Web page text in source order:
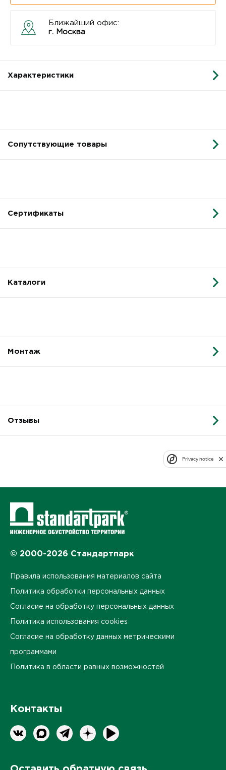
Ближайший офис:
г. Москва
Характеристики
Сопутствующие товары
Сертификаты
Каталоги
Монтаж
Отзывы
© 2000-2026 Стандартпарк
Правила использования материалов сайта
Политика обработки персональных данных
Согласие на обработку персональных данных
Политика использования cookies
Согласие на обработку данных метрическими
программами
Политика в области равных возможностей
Контакты
Privacy notice